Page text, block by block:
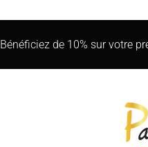
Bénéficiez de 10% sur votre